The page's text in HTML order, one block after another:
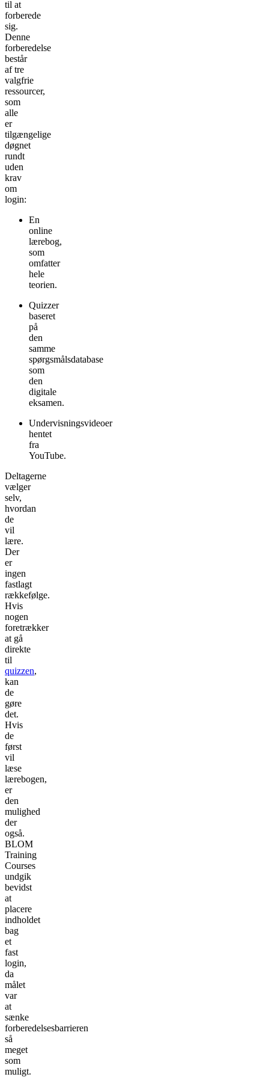
til at
forberede
sig.
Denne
forberedelse
består
af tre
valgfrie
ressourcer,
som
alle
er
tilgængelige
døgnet
rundt
uden
krav
om
login:
En
online
lærebog,
som
omfatter
hele
teorien.
Quizzer
baseret
på
den
samme
spørgsmålsdatabase
som
den
digitale
eksamen.
Undervisningsvideoer
hentet
fra
YouTube.
Deltagerne
vælger
selv,
hvordan
de
vil
lære.
Der
er
ingen
fastlagt
rækkefølge.
Hvis
nogen
foretrækker
at gå
direkte
til
quizzen,
kan
de
gøre
det.
Hvis
de
først
vil
læse
lærebogen,
er
den
mulighed
der
også.
BLOM
Training
Courses
undgik
bevidst
at
placere
indholdet
bag
et
fast
login,
da
målet
var
at
sænke
forberedelsesbarrieren
så
meget
som
muligt.